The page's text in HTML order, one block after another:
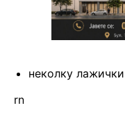
неколку
rn